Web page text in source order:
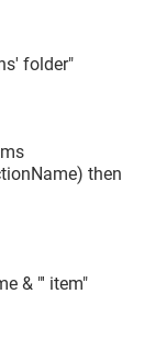
folder"
then
& "' item"